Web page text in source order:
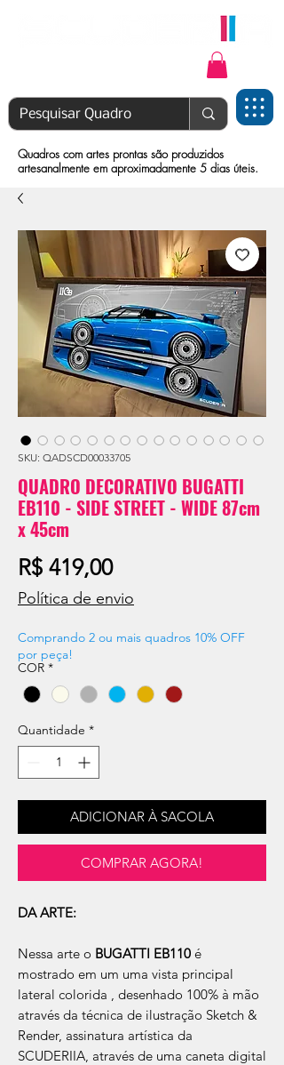
Quadros com artes prontas são produzidos
artesanalmente em aproximadamente 5 dias úteis.
SKU: QADSCD00033705
QUADRO DECORATIVO BUGATTI
EB110 - SIDE STREET - WIDE 87cm
x 45cm
R$ 419,00Preço
Política de envio
Comprando 2 ou mais quadros 10% OFF
por peça!
COR *
Quantidade *
ADICIONAR À SACOLA
COMPRAR AGORA!
DA ARTE:
Nessa arte o BUGATTI EB110 é
mostrado em um uma vista principal
lateral colorida , desenhado 100% à mão
através da técnica de ilustração Sketch &
Render, assinatura artística da
SCUDERIIA, através de uma caneta digital